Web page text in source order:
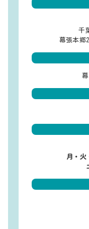
千
幕張本郷
月・火